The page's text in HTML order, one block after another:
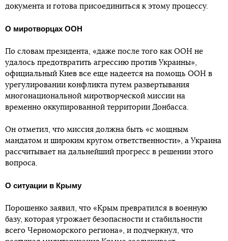
документа и готова присоединиться к этому процессу.
О миротворцах ООН
По словам президента, «даже после того как ООН не
удалось предотвратить агрессию против Украины»,
официальный Киев все еще надеется на помощь ООН в
урегулировании конфликта путем развертывания
многонациональной миротворческой миссии на
временно оккупированной территории Донбасса.
Он отметил, что миссия должна быть «с мощным
мандатом и широким кругом ответственности», а Украина
рассчитывает на дальнейший прогресс в решении этого
вопроса.
О ситуации в Крыму
Порошенко заявил, что «Крым превратился в военную
базу, которая угрожает безопасности и стабильности
всего Черноморского региона», и подчеркнул, что